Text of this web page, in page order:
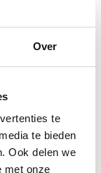
Over
te
te bieden
Ook delen we
met onze